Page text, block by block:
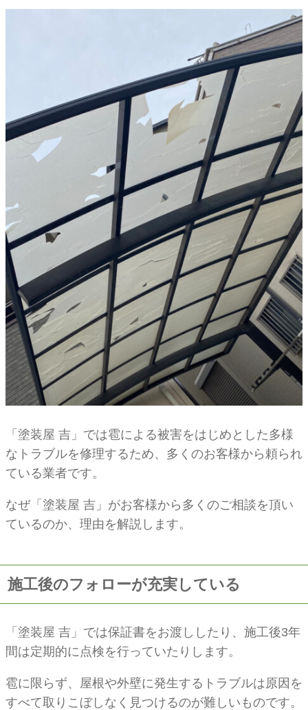
「塗装屋 吉」では雹による被害をはじめとした多様
なトラブルを修理するため、多くのお客様から頼られ
ている業者です。
なぜ「塗装屋 吉」がお客様から多くのご相談を頂い
ているのか、理由を解説します。
施工後のフォローが充実している
「塗装屋 吉」では保証書をお渡ししたり、施工後3年
間は定期的に点検を行っていたりします。
雹に限らず、屋根や外壁に発生するトラブルは原因を
すべて取りこぼしなく見つけるのが難しいものです。